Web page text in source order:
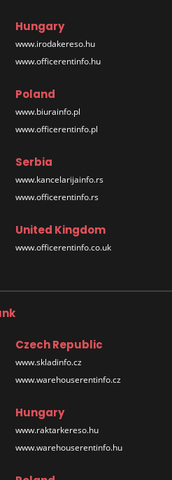
Hungary
www.irodakereso.hu
www.officerentinfo.hu
Poland
www.biurainfo.pl
www.officerentinfo.pl
Serbia
www.kancelarijainfo.rs
www.officerentinfo.rs
United Kingdom
www.officerentinfo.co.uk
Czech Republic
www.skladinfo.cz
www.warehouserentinfo.cz
Hungary
www.raktarkereso.hu
www.warehouserentinfo.hu